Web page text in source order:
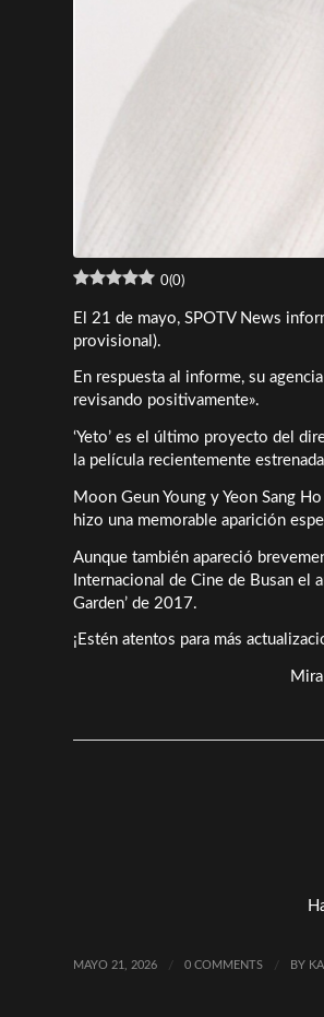
0(0)
El 21 de mayo, SPOTV News
provisional).
En respuesta al informe, su
revisando positivamente».
‘Yeto’ es el último proyecto del
la película recientemente estrenada
Moon Geun Young y Yeon Sang
hizo una memorable aparición
Aunque también apareció
Internacional de Cine de Busan el
Garden’ de 2017.
¡Estén atentos para más
MAYO 21, 2026 / 0 COMMENTS / BY